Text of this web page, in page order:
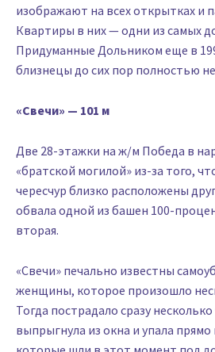
изображают на всех открытках и
Квартиры в них — одни из самых
Придуманные Дольником еще в
близнецы до сих пор полностью
«Свечи» — 101 м
Две 28-этажки на ж/м Победа в
«братской могилой» из-за того,
чересчур близко расположены
обвала одной из башен 100-
вторая.
«Свечи» печально известны
женщины, которое произошло
Тогда пострадало сразу
выпрыгнула из окна и упала